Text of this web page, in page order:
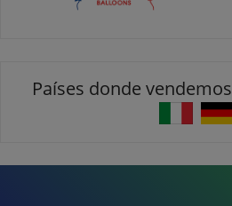
Países donde vendemos